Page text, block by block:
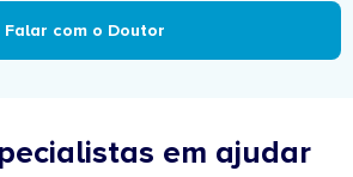
Falar com o Doutor
em ajudar